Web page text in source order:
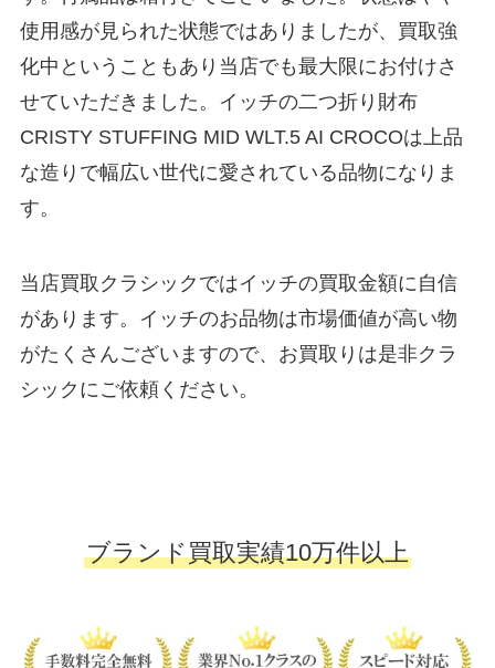
使用感が見られた状態ではありましたが、買取強
化中ということもあり当店でも最大限にお付けさ
せていただきました。イッチの二つ折り財布
CRISTY STUFFING MID WLT.5 AI CROCOは上品
な造りで幅広い世代に愛されている品物になりま
す。
当店買取クラシックではイッチの買取金額に自信
があります。イッチのお品物は市場価値が高い物
がたくさんございますので、お買取りは是非クラ
シックにご依頼ください。
ブランド買取実績10万件以上